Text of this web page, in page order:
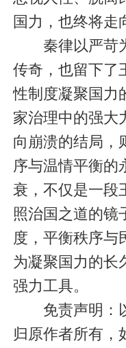
国力，也终将走
秦律以严苛为
传奇，也留下了
性制度凝聚国力
家治理中的强大
向崩溃的结局，
序与温情平衡的
衰，不仅是一段
照治国之道的
度，平衡秩序与
为凝聚国力的长
强力工具。
免责声明：以
归原作者所有，